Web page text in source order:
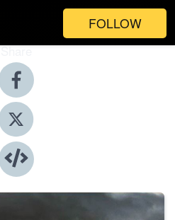
FOLLOW
Share